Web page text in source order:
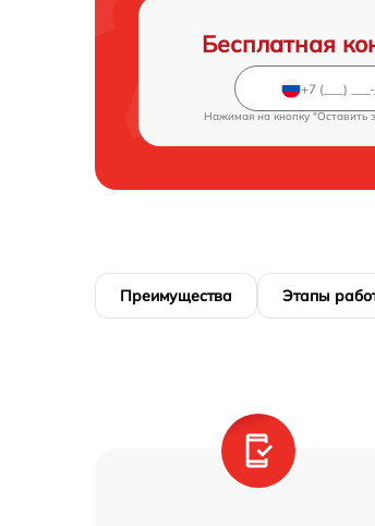
Бесплатная
Нажимая на кнопку "Оставить
Преимущества Этапы